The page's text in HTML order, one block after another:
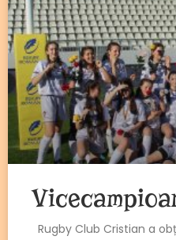
Rugby Club Cristian a